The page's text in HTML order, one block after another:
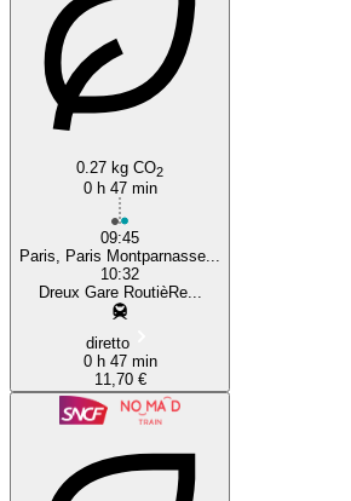
0.27 kg CO2
0 h 47 min
09:45
Paris, Paris Montparnasse...
10:32
Dreux Gare RoutièRe...
diretto
0 h 47 min
11,70 €